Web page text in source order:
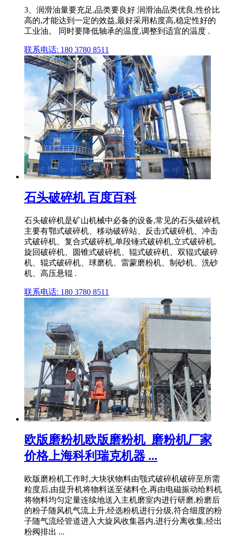
3、润滑油量要充足,品类要良好 润滑油品类优良,性价比
高的,才能达到一定的效益,最好采用粘度高,稳定性好的
工业油。 同时要降低轴承的温度,调整到适宜的温度 .
联系电话: 180 3780 8511
石头破碎机 百度百科
石头破碎机是矿山机械中必备的设备,常见的石头破碎机
主要有鄂式破碎机、移动破碎站、反击式破碎机、冲击
式破碎机、复合式破碎机,单段锤式破碎机,立式破碎机,
旋回破碎机、圆锥式破碎机、辊式破碎机、双辊式破碎
机、辊式破碎机、球磨机、雷蒙磨粉机、制砂机、洗砂
机、高压悬辊 .
联系电话: 180 3780 8511
欧版磨粉机欧版磨粉机_磨粉机厂家
价格上海科利瑞克机器 ...
欧版磨粉机工作时,大块状物料由颚式破碎机破碎至所需
粒度后,由提升机将物料送至储料仓,再由电磁振动给料机
将物料均匀定量连续地送入主机磨室内进行研磨,粉磨后
的粉子随风机气流上升,经选粉机进行分级,符合细度的粉
子随气流经管道进入大旋风收集器内,进行分离收集,经出
粉阀排出 ...